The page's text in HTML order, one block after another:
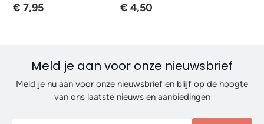
€ 7,95 € 4,50
Meld je aan voor onze nieuwsbrief
Meld je nu aan voor onze nieuwsbrief en blijf op de hoogte
van ons laatste nieuws en aanbiedingen